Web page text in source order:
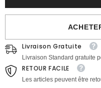
col
bénitier
moulante
nœud
bustier
fines
brides
sans
col
bénitier
moulante
nœud
bustier
à
fines
sans
Livraison Gratuite
Livraison Standard gratuite
RETOUR FACILE
Les articles peuvent être